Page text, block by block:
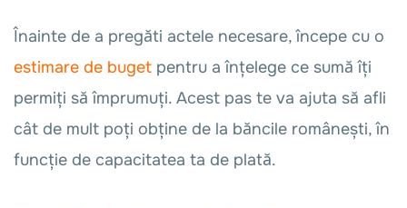
Înainte de a pregăti actele necesare, începe cu o
estimare de buget pentru a înțelege ce sumă îți
permiți să împrumuți. Acest pas te va ajuta să afli
cât de mult poți obține de la băncile românești, în
funcție de capacitatea ta de plată.